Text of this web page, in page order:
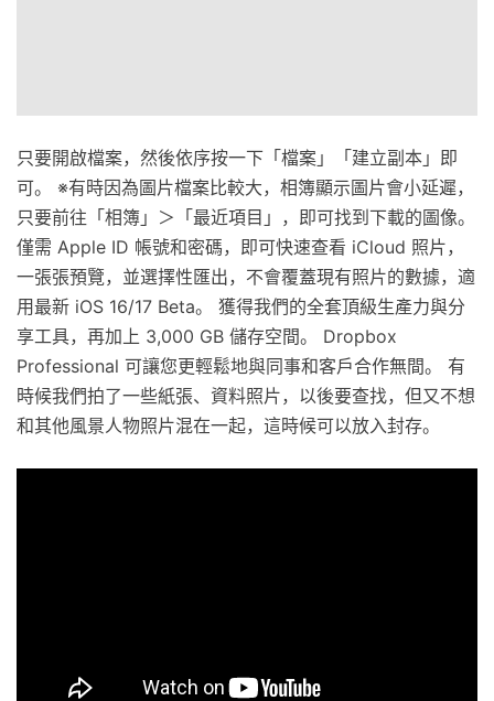
只要開啟檔案，然後依序按一下「檔案」「建立副本」即
可。 ※有時因為圖片檔案比較大，相簿顯示圖片會小延遲，
只要前往「相簿」＞「最近項目」，即可找到下載的圖像。
僅需 Apple ID 帳號和密碼，即可快速查看 iCloud 照片，
一張張預覽，並選擇性匯出，不會覆蓋現有照片的數據，適
用最新 iOS 16/17 Beta。 獲得我們的全套頂級生產力與分
享工具，再加上 3,000 GB 儲存空間。 Dropbox
Professional 可讓您更輕鬆地與同事和客戶合作無間。 有
時候我們拍了一些紙張、資料照片，以後要查找，但又不想
和其他風景人物照片混在一起，這時候可以放入封存。